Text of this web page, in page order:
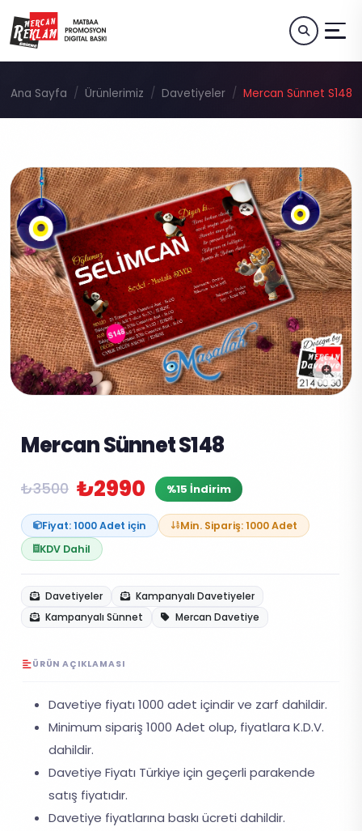
Ana Sayfa Ürünlerimiz Davetiyeler Mercan Sünnet S148
Mercan Sünnet S148
₺3500 ₺2990 %15 İndirim
Fiyat: 1000 Adet için
Min. Sipariş: 1000 Adet
KDV Dahil
Davetiyeler
Kampanyalı Davetiyeler
Kampanyalı Sünnet
Mercan Davetiye
ÜRÜN AÇIKLAMASI
Davetiye fiyatı 1000 adet içindir ve zarf dahildir.
Minimum sipariş 1000 Adet olup, fiyatlara K.D.V.
dahildir.
Davetiye Fiyatı Türkiye için geçerli parakende
satış fiyatıdır.
Davetiye fiyatlarına baskı ücreti dahildir.